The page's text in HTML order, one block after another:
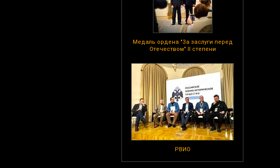
Медаль ордена "За заслуги перед
Отечеством" II степени
РВИО